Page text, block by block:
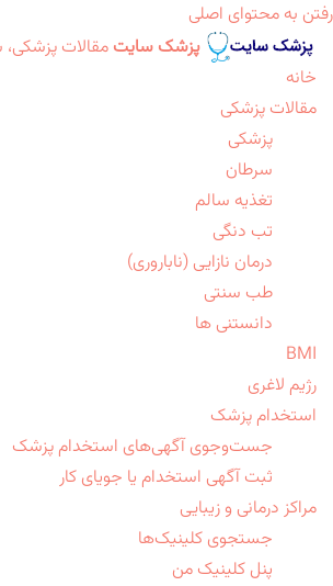
رفتن به محتوای اصلی
پزشک سایت مقالات
خانه
مقالات پزشکی
پزشکی
سرطان
تغذیه سالم
تب دنگی
درمان نازایی (ناباروری)
طب سنتی
دانستنی ها
BMI
رژیم لاغری
استخدام پزشک
جست‌وجوی آگهی‌های استخدام پزشک
ثبت آگهی استخدام یا جویای کار
مراکز درمانی و زیبایی
جستجوی کلینیک‌ها
پنل کلینیک من